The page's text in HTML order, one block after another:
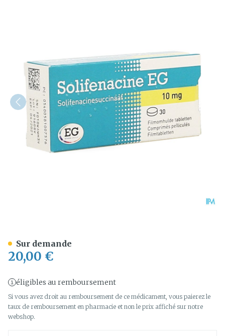
20,00 €
éligibles au remboursement
Si vous avez droit au remboursement de ce médicament, vous paierez le
taux de remboursement en pharmacie et non le prix affiché sur notre
webshop.
Sur demande